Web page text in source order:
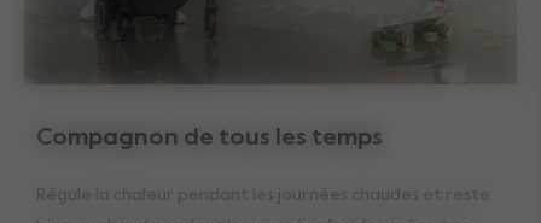
Compagnon de tous les temps